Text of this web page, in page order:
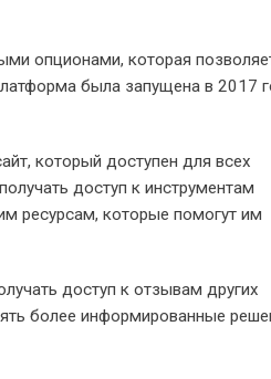
опционами, которая
была запущена в 2017
который доступен для всех
доступ к инструментам
ресурсам, которые помогут им
доступ к отзывам других
более информированные